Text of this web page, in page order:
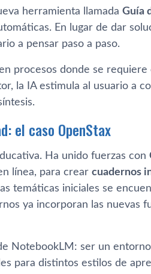
herramienta llamada Guía
En lugar de dar
a pensar paso a paso.
procesos donde se
la IA estimula al usuario a
el caso OpenStax
Ha unido fuerzas con
línea, para crear cuadernos
temáticas iniciales se
ya incorporan las nuevas
NotebookLM: ser un
para distintos estilos de